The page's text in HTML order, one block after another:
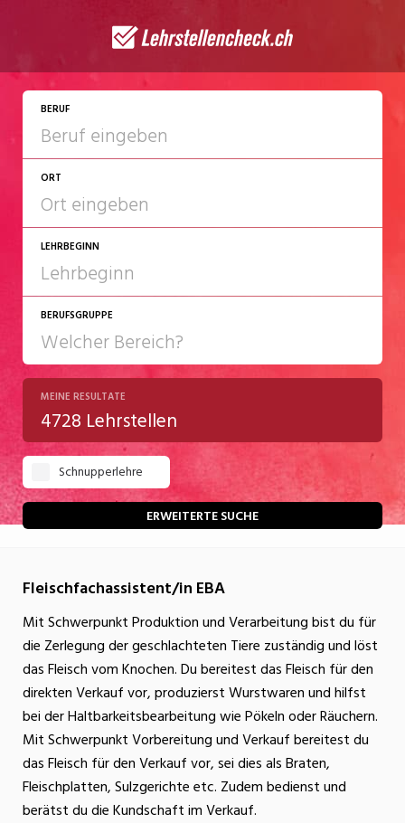
BERUF
ORT
LEHRBEGINN
2027
2028
BERUFSGRUPPE
Chemie/Pharma
Gastgewerbe
Gesundheit/Pflege/Soziales
Handwerk/Technik
Kultur
Nahrung
Natur
Verkehr/Logistik
Wirtschaft/Verwaltung
MEINE RESULTATE
4728 Lehrstellen
Schnupperlehre
ERWEITERTE SUCHE
Fleischfachassistent/in EBA
Mit Schwerpunkt Produktion und Verarbeitung bist du für
die Zerlegung der geschlachteten Tiere zuständig und löst
das Fleisch vom Knochen. Du bereitest das Fleisch für den
direkten Verkauf vor, produzierst Wurstwaren und hilfst
bei der Haltbarkeitsbearbeitung wie Pökeln oder Räuchern.
Mit Schwerpunkt Vorbereitung und Verkauf bereitest du
das Fleisch für den Verkauf vor, sei dies als Braten,
Fleischplatten, Sulzgerichte etc. Zudem bedienst und
berätst du die Kundschaft im Verkauf.